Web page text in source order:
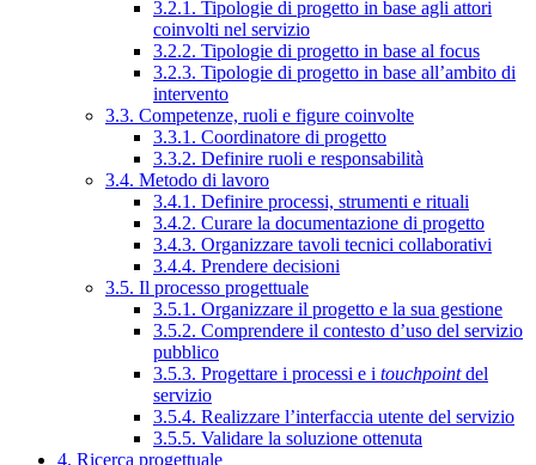
3.2.1. Tipologie di progetto in base agli attori
coinvolti nel servizio
3.2.2. Tipologie di progetto in base al focus
3.2.3. Tipologie di progetto in base all’ambito di
intervento
3.3. Competenze, ruoli e figure coinvolte
3.3.1. Coordinatore di progetto
3.3.2. Definire ruoli e responsabilità
3.4. Metodo di lavoro
3.4.1. Definire processi, strumenti e rituali
3.4.2. Curare la documentazione di progetto
3.4.3. Organizzare tavoli tecnici collaborativi
3.4.4. Prendere decisioni
3.5. Il processo progettuale
3.5.1. Organizzare il progetto e la sua gestione
3.5.2. Comprendere il contesto d’uso del servizio
pubblico
3.5.3. Progettare i processi e i touchpointdel
servizio
3.5.4. Realizzare l’interfaccia utente del servizio
3.5.5. Validare la soluzione ottenuta
4. Ricerca progettuale